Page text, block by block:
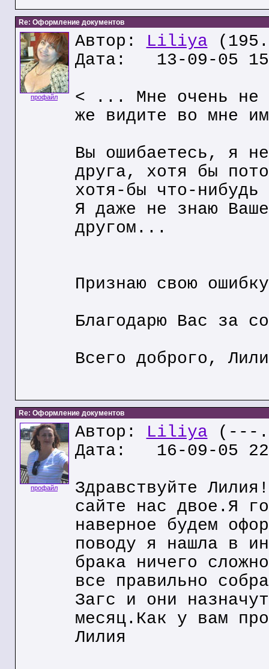
Re: Оформление документов
профайл
Автор: Liliya
Дата: 13-09-05
< ... Мне очень не
же видите во мне
Вы ошибаетесь, я
друга, хотя бы
хотя-бы что-
Я даже не знаю
другом...
Признаю свою
Благодарю Вас за
Всего доброго,
Re: Оформление документов
профайл
Автор: Liliya (---
Дата: 16-09-05
Здравствуйте
сайте нас двое.Я
наверное будем
поводу я нашла в
брака ничего
все правильно
Загс и они
месяц.Как у вам
Лилия